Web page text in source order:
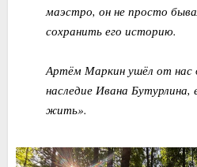
маэстро, он не просто
сохранить его историю.
Артём Маркин ушёл от нас
наследие Ивана
жить».